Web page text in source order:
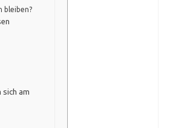
bleiben?
sich am